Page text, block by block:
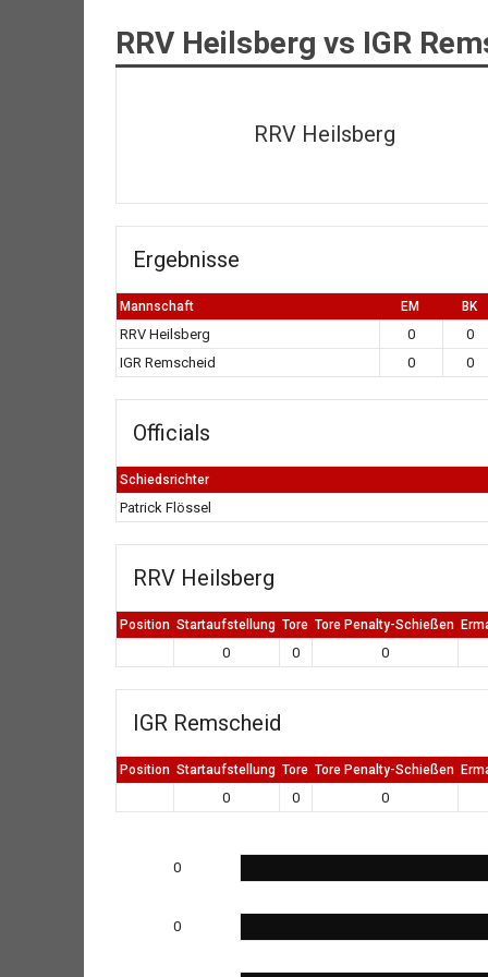
RRV Heilsberg vs IGR
RRV Heilsberg
Ergebnisse
Mannschaft EM BK
RRV Heilsberg 0 0
IGR Remscheid
0 0
Officials
Schiedsrichter
Patrick Flössel
RRV Heilsberg
Position Startaufstellung Tore Tore Penalty-Schießen
0 0 0
IGR Remscheid
Position Startaufstellung Tore Tore Penalty-Schießen
0 0 0
0
0